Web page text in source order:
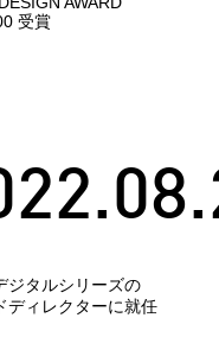
受賞
ジタルシリーズの
ディレクターに就任